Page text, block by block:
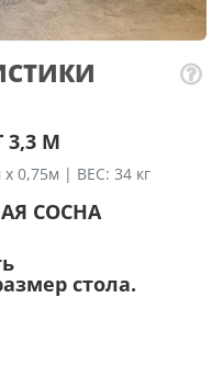
3,3 М
0,75м | ВЕС: 34 кг
СОСНА
стола.